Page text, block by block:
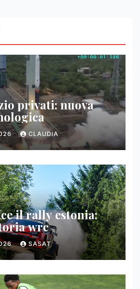
privati: nuova
CLAUDIA
il rally estonia:
wrc
SASAT